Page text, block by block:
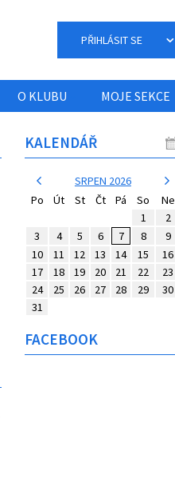
PŘIHLÁSIT SE
O KLUBU MOJE SEKCE
KALENDÁŘ
SRPEN 2026
Po
Út St Čt Pá So
Ne
1
2
3
4 5 6 7 8
9
10
11 12 13 14 15
16
17
18 19 20 21 22
23
24
25 26 27 28 29
30
31
FACEBOOK